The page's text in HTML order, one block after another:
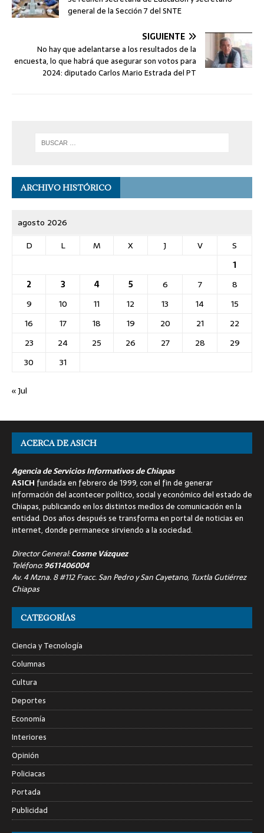
general de la Sección 7 del SNTE
SIGUIENTE
No hay que adelantarse a los resultados de la
encuesta, lo que habrá que asegurar son votos para
2024: diputado Carlos Mario Estrada del PT
ARCHIVO HISTÓRICO
agosto 2026
D
L M X J V
S
1
2
3 4 5 6 7
8
9
10 11 12 13 14
15
16
17 18 19 20 21
22
23
24 25 26 27 28
29
30
31
« Jul
ACERCA DE ASICH
Agencia de Servicios Informativos de Chiapas
ASICH fundada en febrero de 1999, con el fin de generar
información del acontecer político, social y económico del estado de
Chiapas, publicando en los distintos medios de comunicación en la
entidad. Dos años después se transforma en portal de noticias en
internet, donde permanece sirviendo a la sociedad.
Director General:Cosme Vázquez
Teléfono:9611406004
Av. 4 Mzna. 8 #112 Fracc. San Pedro y San Cayetano, Tuxtla Gutiérrez
Chiapas
CATEGORÍAS
Ciencia y Tecnología
Columnas
Cultura
Deportes
Economía
Interiores
Opinión
Policiacas
Portada
Publicidad